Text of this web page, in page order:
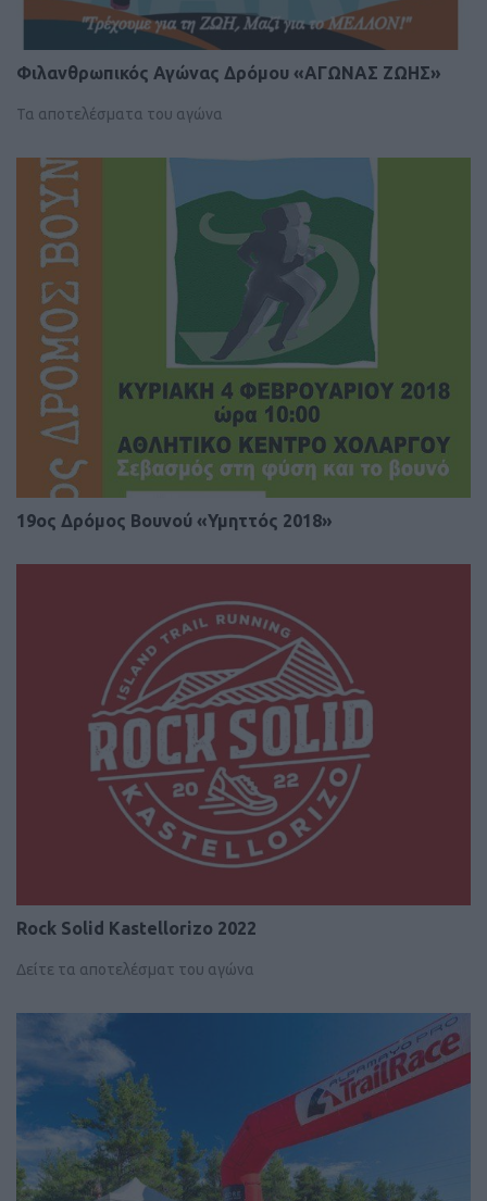
Φιλανθρωπικός Αγώνας Δρόμου «ΑΓΩΝΑΣ ΖΩΗΣ»
Τα αποτελέσματα του αγώνα
19ος Δρόμος Βουνού «Υμηττός 2018»
Rock Solid Kastellorizo 2022
Δείτε τα αποτελέσματ του αγώνα